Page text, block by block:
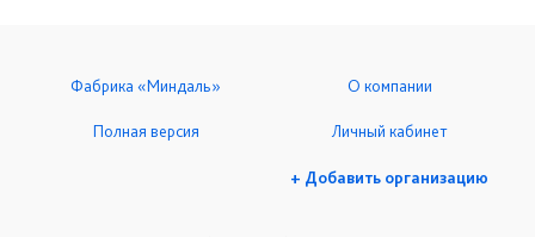
Фабрика «Миндаль» О компании
Полная версия Личный кабинет
+ Добавить организацию